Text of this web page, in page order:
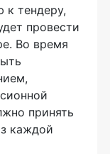
к тендеру,
провести
Во время
принять
каждой